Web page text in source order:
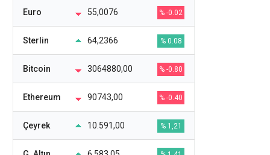
Euro 55,0076 % -0.02
Sterlin 64,2366 % 0.08
Bitcoin 3064880,00 % -0.80
Ethereum 90743,00 % -0.40
Çeyrek 10.591,00 % 1,21